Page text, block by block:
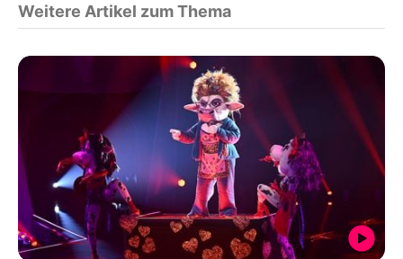
Weitere Artikel zum Thema